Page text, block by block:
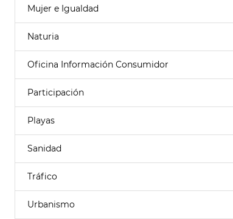
Mujer e Igualdad
Naturia
Oficina Información Consumidor
Participación
Playas
Sanidad
Tráfico
Urbanismo